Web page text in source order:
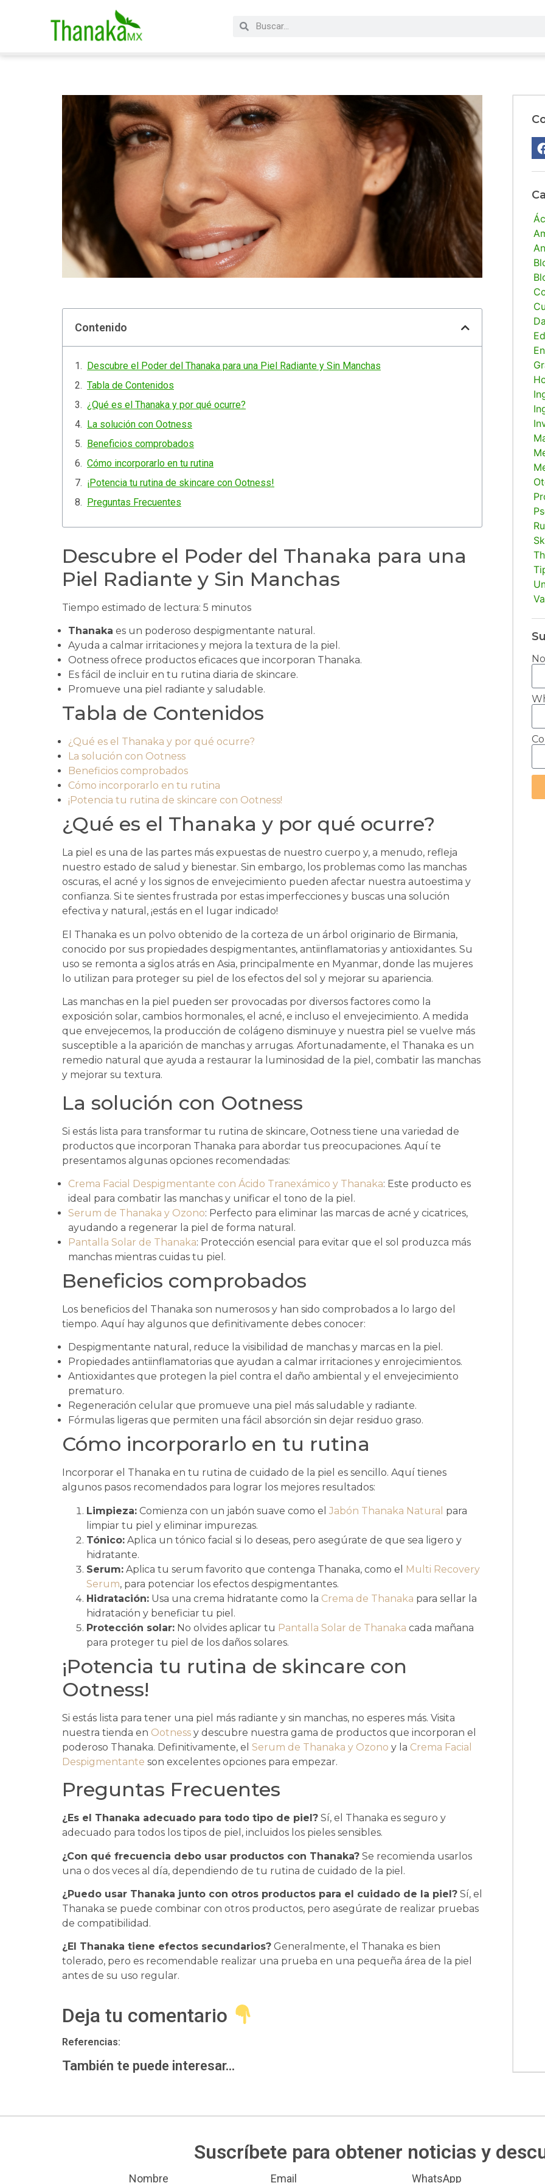
Contenido
Descubre el Poder del Thanaka para una Piel Radiante y Sin Manchas
Tabla de Contenidos
¿Qué es el Thanaka y por qué ocurre?
La solución con Ootness
Beneficios comprobados
Cómo incorporarlo en tu rutina
¡Potencia tu rutina de skincare con Ootness!
Preguntas Frecuentes
Descubre el Poder del Thanaka para una
Piel Radiante y Sin Manchas
Tiempo estimado de lectura: 5 minutos
Thanaka es un poderoso despigmentante natural.
Ayuda a calmar irritaciones y mejora la textura de la piel.
Ootness ofrece productos eficaces que incorporan Thanaka.
Es fácil de incluir en tu rutina diaria de skincare.
Promueve una piel radiante y saludable.
Tabla de Contenidos
¿Qué es el Thanaka y por qué ocurre?
La solución con Ootness
Beneficios comprobados
Cómo incorporarlo en tu rutina
¡Potencia tu rutina de skincare con Ootness!
¿Qué es el Thanaka y por qué ocurre?
La piel es una de las partes más expuestas de nuestro cuerpo y, a menudo, refleja
nuestro estado de salud y bienestar. Sin embargo, los problemas como las manchas
oscuras, el acné y los signos de envejecimiento pueden afectar nuestra autoestima y
confianza. Si te sientes frustrada por estas imperfecciones y buscas una solución
efectiva y natural, ¡estás en el lugar indicado!
El Thanaka es un polvo obtenido de la corteza de un árbol originario de Birmania,
conocido por sus propiedades despigmentantes, antiinflamatorias y antioxidantes. Su
uso se remonta a siglos atrás en Asia, principalmente en Myanmar, donde las mujeres
lo utilizan para proteger su piel de los efectos del sol y mejorar su apariencia.
Las manchas en la piel pueden ser provocadas por diversos factores como la
exposición solar, cambios hormonales, el acné, e incluso el envejecimiento. A medida
que envejecemos, la producción de colágeno disminuye y nuestra piel se vuelve más
susceptible a la aparición de manchas y arrugas. Afortunadamente, el Thanaka es un
remedio natural que ayuda a restaurar la luminosidad de la piel, combatir las manchas
y mejorar su textura.
La solución con Ootness
Si estás lista para transformar tu rutina de skincare, Ootness tiene una variedad de
productos que incorporan Thanaka para abordar tus preocupaciones. Aquí te
presentamos algunas opciones recomendadas:
Crema Facial Despigmentante con Ácido Tranexámico y Thanaka: Este producto es
ideal para combatir las manchas y unificar el tono de la piel.
Serum de Thanaka y Ozono: Perfecto para eliminar las marcas de acné y cicatrices,
ayudando a regenerar la piel de forma natural.
Pantalla Solar de Thanaka: Protección esencial para evitar que el sol produzca más
manchas mientras cuidas tu piel.
Beneficios comprobados
Los beneficios del Thanaka son numerosos y han sido comprobados a lo largo del
tiempo. Aquí hay algunos que definitivamente debes conocer:
Despigmentante natural, reduce la visibilidad de manchas y marcas en la piel.
Propiedades antiinflamatorias que ayudan a calmar irritaciones y enrojecimientos.
Antioxidantes que protegen la piel contra el daño ambiental y el envejecimiento
prematuro.
Regeneración celular que promueve una piel más saludable y radiante.
Fórmulas ligeras que permiten una fácil absorción sin dejar residuo graso.
Cómo incorporarlo en tu rutina
Incorporar el Thanaka en tu rutina de cuidado de la piel es sencillo. Aquí tienes
algunos pasos recomendados para lograr los mejores resultados:
Limpieza: Comienza con un jabón suave como el Jabón Thanaka Natural para
limpiar tu piel y eliminar impurezas.
Tónico: Aplica un tónico facial si lo deseas, pero asegúrate de que sea ligero y
hidratante.
Serum: Aplica tu serum favorito que contenga Thanaka, como el
Multi Recovery
Serum, para potenciar los efectos despigmentantes.
Hidratación: Usa una crema hidratante como la Crema de Thanaka para sellar la
hidratación y beneficiar tu piel.
Protección solar: No olvides aplicar tu Pantalla Solar de Thanaka cada mañana
para proteger tu piel de los daños solares.
¡Potencia tu rutina de skincare con
Ootness!
Si estás lista para tener una piel más radiante y sin manchas, no esperes más. Visita
nuestra tienda en Ootness y descubre nuestra gama de productos que incorporan el
poderoso Thanaka. Definitivamente, el Serum de Thanaka y Ozono y la Crema Facial
Despigmentante son excelentes opciones para empezar.
Preguntas Frecuentes
¿Es el Thanaka adecuado para todo tipo de piel? Sí, el Thanaka es seguro y
adecuado para todos los tipos de piel, incluidos los pieles sensibles.
¿Con qué frecuencia debo usar productos con Thanaka? Se recomienda usarlos
una o dos veces al día, dependiendo de tu rutina de cuidado de la piel.
¿Puedo usar Thanaka junto con otros productos para el cuidado de la piel? Sí, el
Thanaka se puede combinar con otros productos, pero asegúrate de realizar pruebas
de compatibilidad.
¿El Thanaka tiene efectos secundarios? Generalmente, el Thanaka es bien
tolerado, pero es recomendable realizar una prueba en una pequeña área de la piel
antes de su uso regular.
Deja tu comentario
Referencias:
También te puede interesar...
Suscríbete para obtener noticias y
Nombre Email WhatsApp